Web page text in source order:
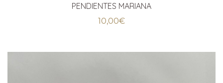
PENDIENTES MARIANA
10,00€